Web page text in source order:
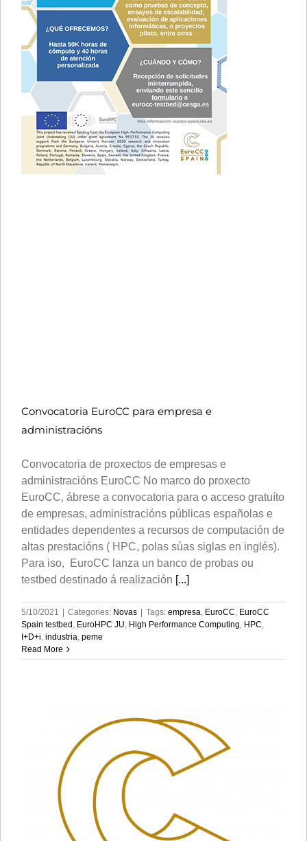
Convocatoria EuroCC para empresa e
administracións
Convocatoria de proxectos de empresas e
administracións EuroCC No marco do proxecto
EuroCC, ábrese a convocatoria para o acceso gratuíto
de empresas, administracións públicas españolas e
entidades dependentes a recursos de computación de
altas prestacións ( HPC, polas súas siglas en inglés).
Para iso, EuroCC lanza un banco de probas ou
testbed destinado á realización [...]
5/10/2021 | Categories: Novas | Tags: empresa EuroCC EuroCC
Spain testbed EuroHPC JU High Performance Computing HPC
I+D+i industria peme
Read More